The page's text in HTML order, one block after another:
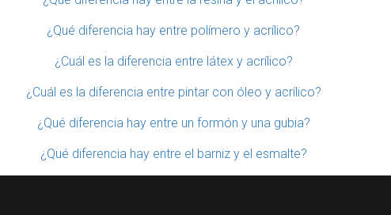
¿Qué diferencia hay entre polímero y acrílico?
¿Cuál es la diferencia entre látex y acrílico?
¿Cuál es la diferencia entre pintar con óleo y acrílico?
¿Qué diferencia hay entre un formón y una gubia?
¿Qué diferencia hay entre el barniz y el esmalte?